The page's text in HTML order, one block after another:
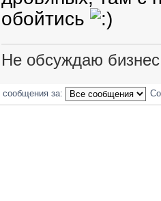
обойтись
Не обсуждаю
сообщения за: